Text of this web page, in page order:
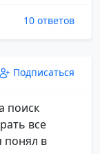
10 ответов
Подписаться
поиск
все
понял в